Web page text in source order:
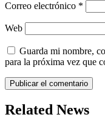
Correo electrónico *
Web
Guarda mi nombre,
para la próxima vez que
Related News